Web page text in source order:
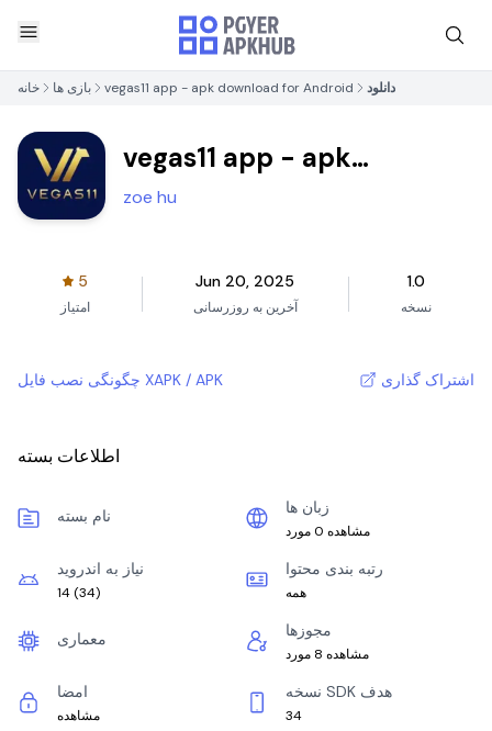
خانه بازی ها vegas11 app - apk download for Android دانلود
vegas11 app - apk
download for Android
zoe hu
5
امتیاز
Jun 20, 2025
آخرین به روزرسانی
1.0
نسخه
چگونگی نصب فایل XAPK / APK اشتراک گذاری
اطلاعات بسته
نام بسته زبان ها
مشاهده 0 مورد
نیاز به اندروید
14 (34)
رتبه بندی محتوا
همه
معماری مجوزها
مشاهده 8 مورد
امضا
مشاهده
نسخه SDK هدف
34